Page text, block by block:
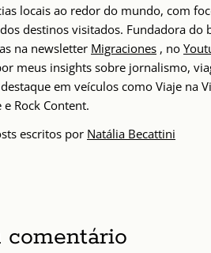
locais ao redor do mundo, com
destinos visitados. Fundadora
na newsletter Migraciones , no
meus insights sobre jornalismo,
em veículos como Viaje na
e Rock Content.
escritos por Natália Becattini
comentário